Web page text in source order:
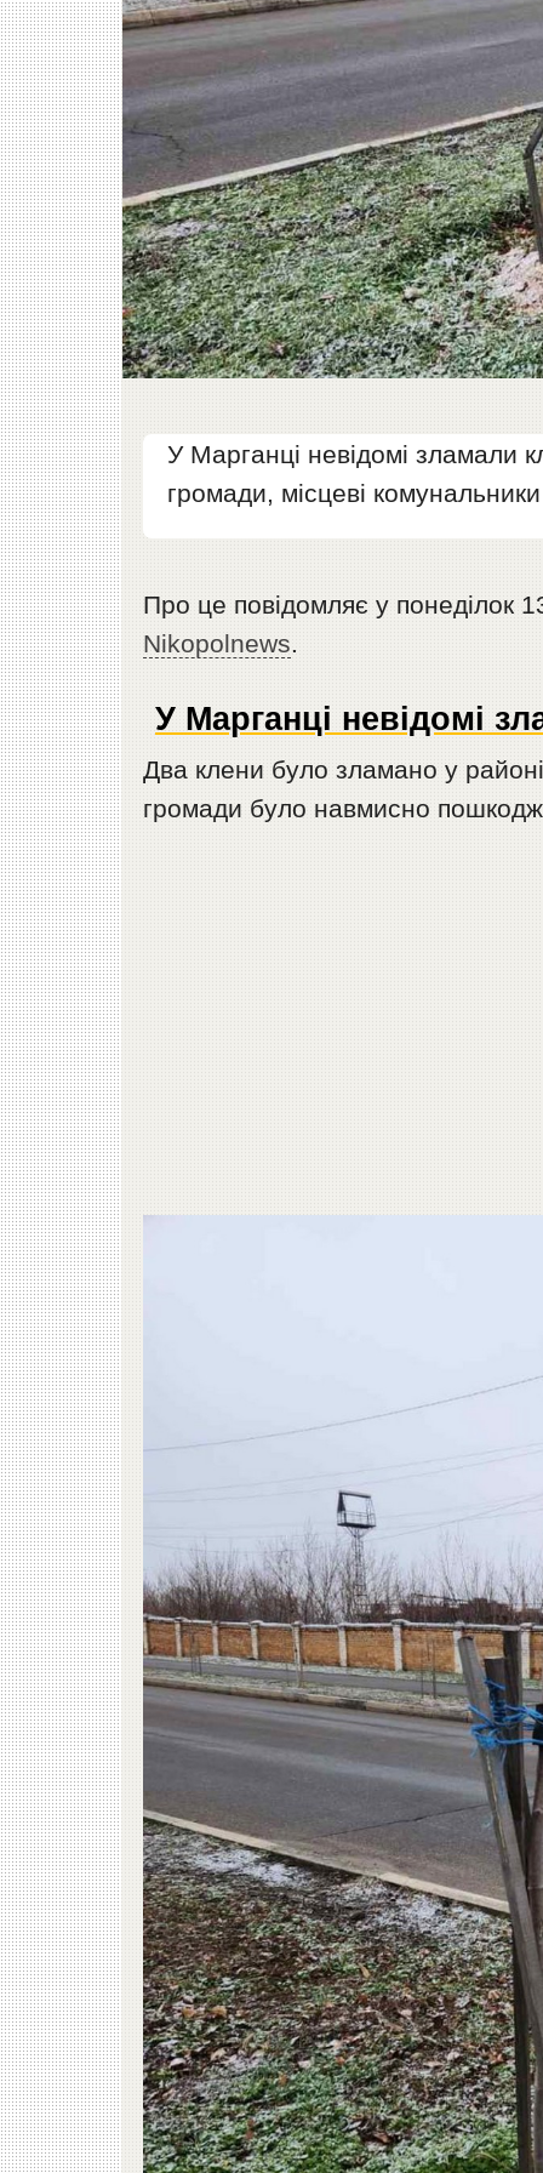
У Марганці невідомі зламали
громади, місцеві
Про це повідомляє у понеділок
Nikopolnews.
У Марганці невідомі
Два клени було зламано у
громади було навмисно